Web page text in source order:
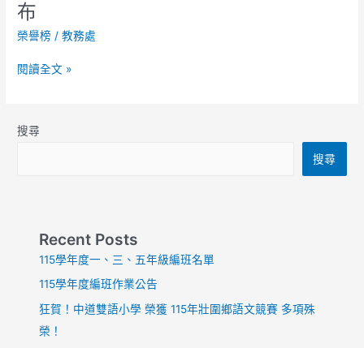
參
與
春
領
程
布
榮譽榜 /教務處
年
度
內
文
閱讀全文 »
搜尋
搜尋
Recent Posts
115學年度一、三、五年級編班名單
115學年度編班作業公告
狂賀！中道雙語小學 榮獲 115年壯圍鄉語文競賽 多項殊
榮！